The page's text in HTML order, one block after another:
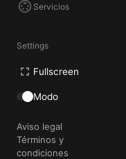
Servicios
Settings
Fullscreen
Modo
Aviso legal
Términos y
condiciones